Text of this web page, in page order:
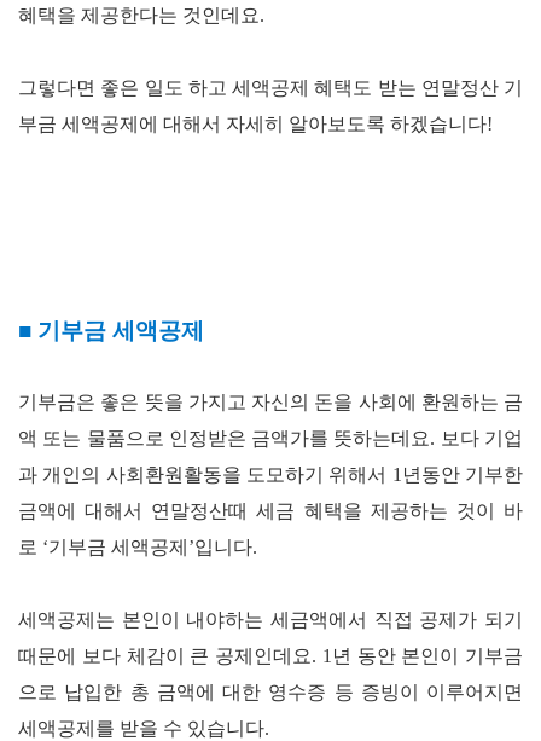
혜택을 제공한다는 것인데요.
그렇다면 좋은 일도 하고 세액공제 혜택도 받는 연말정산 기
부금 세액공제에 대해서 자세히 알아보도록 하겠습니다!
■ 기부금 세액공제
기부금은 좋은 뜻을 가지고 자신의 돈을 사회에 환원하는 금
액 또는 물품으로 인정받은 금액가를 뜻하는데요. 보다 기업
과 개인의 사회환원활동을 도모하기 위해서 1 년동안 기부한
금액에 대해서 연말정산때 세금 혜택을 제공하는 것이 바
로 ‘기부금 세액공제 ’입니다.
세액공제는 본인이 내야하는 세금액에서 직접 공제가 되기
때문에 보다 체감이 큰 공제인데요. 1 년 동안 본인이 기부금
으로 납입한 총 금액에 대한 영수증 등 증빙이 이루어지면
세액공제를 받을 수 있습니다.